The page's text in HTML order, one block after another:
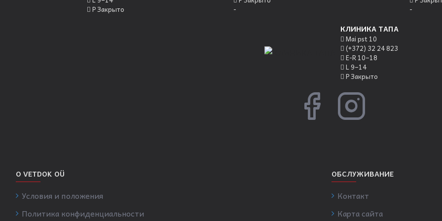
P Закрыто
-
-
КЛИНИКА ТАПА
Mai pst 10
(+372) 32 24 823
E-R 10–18
L 9–14
P Закрыто
О VETDOK OÜ
Условия и положения
Политика конфиденциальности
ОБСЛУЖИВАНИЕ
Контакт
Карта сайта